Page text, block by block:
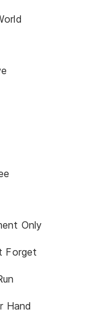
Only
Forget
Hand